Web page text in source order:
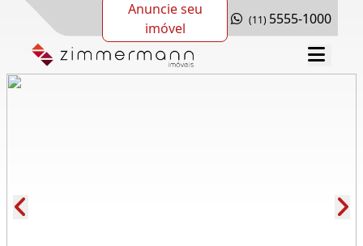
Anuncie seu
imóvel
(11) 5555-1000